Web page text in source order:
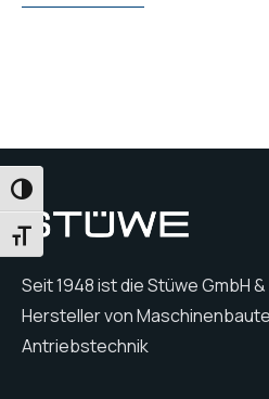
UMSCHALTEN AUF HOHE
SCHRIFT VERGRÖSSERN
Seit 1948 ist die Stüwe GmbH
Hersteller von
Antriebstechnik